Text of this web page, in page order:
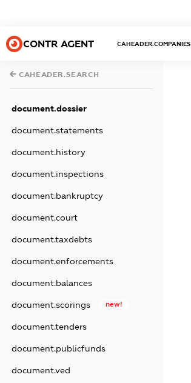
CONTR AGENT CAHEADER.COMPANIES
CAHEADER.SEARCH
document.dossier
document.statements
document.history
document.inspections
document.bankruptcy
document.court
document.taxdebts
document.enforcements
document.balances
document.scorings new!
document.tenders
document.publicfunds
document.ved